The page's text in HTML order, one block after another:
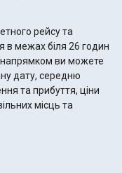
рейсу та
в межах біля 26 годин
дату, середню
та прибуття, ціни
місць та